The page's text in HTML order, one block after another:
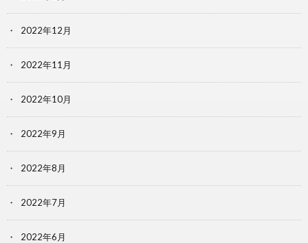
2022年12月
2022年11月
2022年10月
2022年9月
2022年8月
2022年7月
2022年6月